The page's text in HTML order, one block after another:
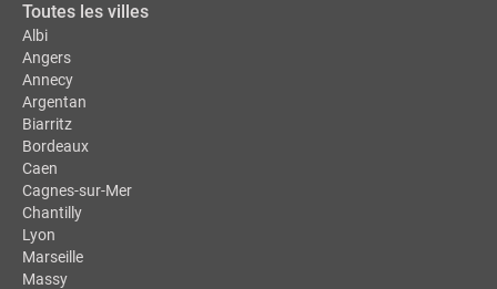
Toutes les villes
Albi
Angers
Annecy
Argentan
Biarritz
Bordeaux
Caen
Cagnes-sur-Mer
Chantilly
Lyon
Marseille
Massy